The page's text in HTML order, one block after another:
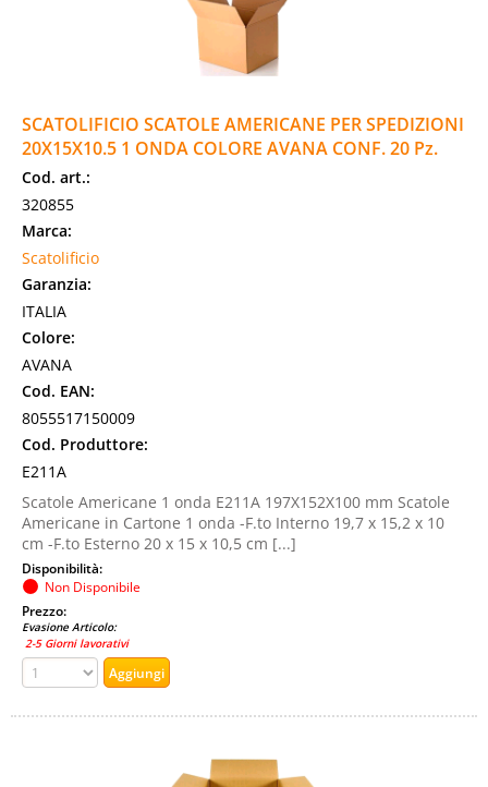
SCATOLIFICIO SCATOLE AMERICANE PER SPEDIZIONI
20X15X10.5 1 ONDA COLORE AVANA CONF. 20 Pz.
Cod. art.:
320855
Marca:
Scatolificio
Garanzia:
ITALIA
Colore:
AVANA
Cod. EAN:
8055517150009
Cod. Produttore:
E211A
Scatole Americane 1 onda E211A 197X152X100 mm Scatole
Americane in Cartone 1 onda -F.to Interno 19,7 x 15,2 x 10
cm -F.to Esterno 20 x 15 x 10,5 cm [...]
Disponibilità:
Non Disponibile
Prezzo:
Evasione Articolo:
2-5 Giorni lavorativi